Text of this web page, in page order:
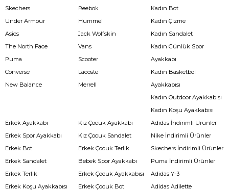
Skechers
Under Armour
Asics
The North Face
Puma
Converse
New Balance
Reebok
Hummel
Jack Wolfskin
Vans
Scooter
Lacoste
Merrell
Kadın Bot
Kadın Çizme
Kadın Sandalet
Kadın Günlük Spor
Ayakkabı
Kadın Basketbol
Ayakkabısı
Kadın Outdoor Ayakkabısı
Kadın Koşu Ayakkabısı
Erkek Ayakkabı
Erkek Spor Ayakkabı
Erkek Bot
Erkek Sandalet
Erkek Terlik
Erkek Koşu Ayakkabısı
Kız Çocuk Ayakkabı
Kız Çocuk Sandalet
Erkek Çocuk Terlik
Bebek Spor Ayakkabı
Erkek Çocuk Ayakkabısı
Erkek Çocuk Bot
Adidas İndirimli Ürünler
Nike İndirimli Ürünler
Skechers İndirimli Ürünler
Puma İndirimli Ürünler
Adidas Y-3
Adidas Adilette